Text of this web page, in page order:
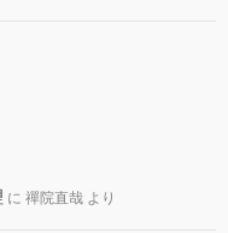
に 禪院直哉 より